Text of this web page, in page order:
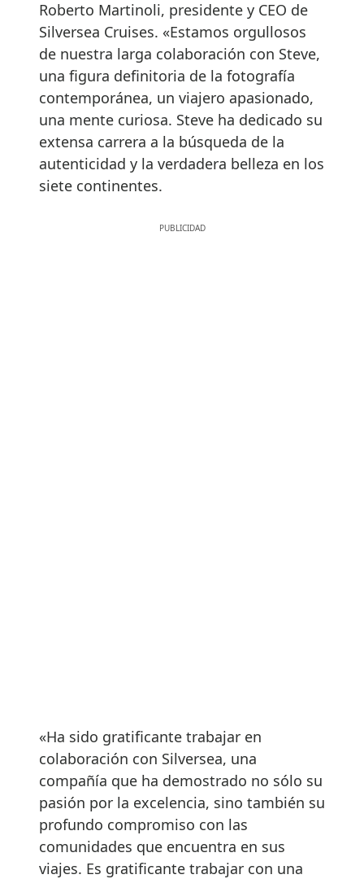
Roberto Martinoli, presidente y CEO de
Silversea Cruises. «Estamos orgullosos
de nuestra larga colaboración con Steve,
una figura definitoria de la fotografía
contemporánea, un viajero apasionado,
una mente curiosa. Steve ha dedicado su
extensa carrera a la búsqueda de la
autenticidad y la verdadera belleza en los
siete continentes.
«Ha sido gratificante trabajar en
colaboración con Silversea, una
compañía que ha demostrado no sólo su
pasión por la excelencia, sino también su
profundo compromiso con las
comunidades que encuentra en sus
viajes. Es gratificante trabajar con una